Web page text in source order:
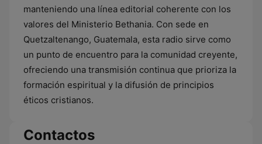
manteniendo una línea editorial coherente con los
valores del Ministerio Bethania. Con sede en
Quetzaltenango, Guatemala, esta radio sirve como
un punto de encuentro para la comunidad creyente,
ofreciendo una transmisión continua que prioriza la
formación espiritual y la difusión de principios
éticos cristianos.
Contactos